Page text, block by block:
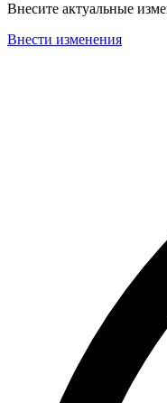
Внесите актуальные
Внести изменения